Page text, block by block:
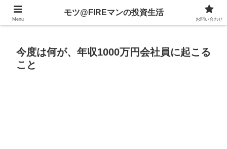
不動産、投資信託、暗号資産、株式、等々への投資について
今度は何が、年収1000万円会社員に起こる
こと
Menu
モツ@FIREマンの投資生活
お問い合わせ